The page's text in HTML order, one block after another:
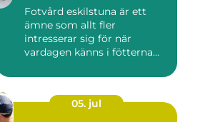
Fotvård eskilstuna är ett
ämne som allt fler
intresserar sig för när
vardagen känns i fötterna
05. jul